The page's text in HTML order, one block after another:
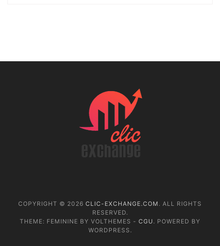
COPYRIGHT © 2026 CLIC-EXCHANGE.COM . ALL RIGHTS
RESERVED.
THEME: FEMININE BY VOLTHEMES - CGU . POWERED BY
WORDPRESS.